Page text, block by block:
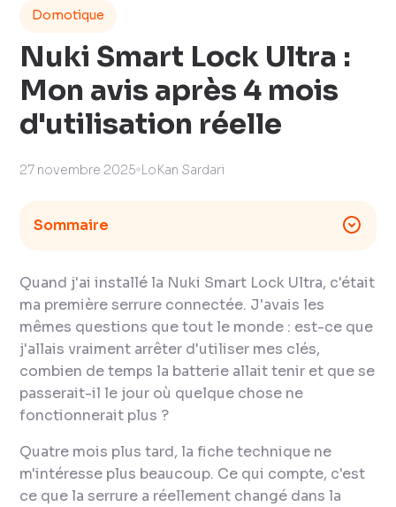
Domotique
Nuki Smart Lock Ultra :
Mon avis après 4 mois
d'utilisation réelle
27 novembre 2025 LoKan Sardari
Sommaire
Quand j'ai installé la Nuki Smart Lock Ultra, c'était
ma première serrure connectée. J'avais les
mêmes questions que tout le monde : est-ce que
j'allais vraiment arrêter d'utiliser mes clés,
combien de temps la batterie allait tenir et que se
passerait-il le jour où quelque chose ne
fonctionnerait plus ?
Quatre mois plus tard, la fiche technique ne
m'intéresse plus beaucoup. Ce qui compte, c'est
ce que la serrure a réellement changé dans la